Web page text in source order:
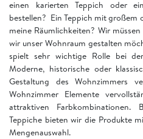
einen karierten Teppich oder
bestellen? Ein Teppich mit großem
meine Räumlichkeiten? Wir
wir unser Wohnraum gestalten
spielt sehr wichtige Rolle bei
Moderne, historische oder
Gestaltung des Wohnzimmers
Wohnzimmer Elemente
attraktiven
Teppiche bieten wir die Produkte
Mengenauswahl.